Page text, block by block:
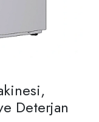
Deterjan